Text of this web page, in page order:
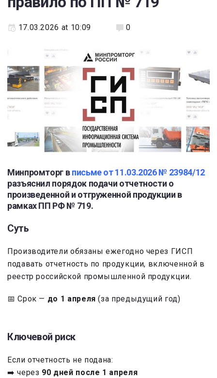
17.03.2026 at 10:09 0
Минпромторг вписьме от 11.03.2026 № 23984/12
разъяснил порядок подачи отчетности о
произведенной и отгруженной продукции в
рамках ПП РФ № 719.
Суть
Производители обязаны ежегодно через ГИСП
подавать отчетность по продукции, включенной в
реестр российской промышленной продукции.
📅 Срок — до 1 апреля (за предыдущий год)
Ключевой риск
Если отчетность не подана:
➡️ через 90 дней после 1 апреля